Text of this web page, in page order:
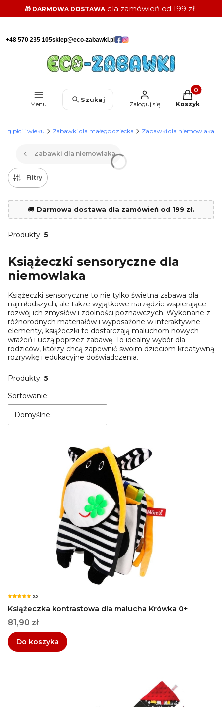
🎁 DARMOWA DOSTAWAdla zamówień od 199 zł!
+48 570 235 105sklep@eco-zabawki.pl
Menu
Szukaj
Zaloguj się
Produkty w
Koszyk
płci i wieku Zabawki dla małego dziecka Zabawki dla niemowlaka
Zabawki dla niemowlaka
Filtry
🚚 Darmowa dostawa dla zamówień od 199 zł.
Produkty: 5
Książeczki sensoryczne dla
niemowlaka
Książeczki sensoryczne to nie tylko świetna zabawa dla
najmłodszych, ale także wyjątkowe narzędzie wspierające
rozwój ich zmysłów i zdolności poznawczych. Wykonane z
różnorodnych materiałów i wyposażone w interaktywne
elementy, książeczki te dostarczają maluchom nowych
wrażeń i uczą poprzez zabawę. To idealny wybór dla
rodziców, którzy chcą zapewnić swoim dzieciom kreatywną
rozrywkę i edukacyjne doświadczenia.
Produkty: 5
Lista produktów
Sortowanie:
Domyślne
5.0
Książeczka kontrastowa dla malucha Krówka 0+
Cena
81,90 zł
Do koszyka